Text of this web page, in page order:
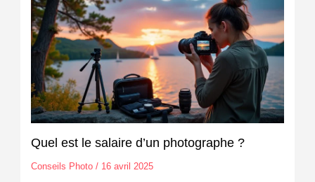
Quel est le salaire d’un photographe ?
Conseils Photo/ 16 avril 2025